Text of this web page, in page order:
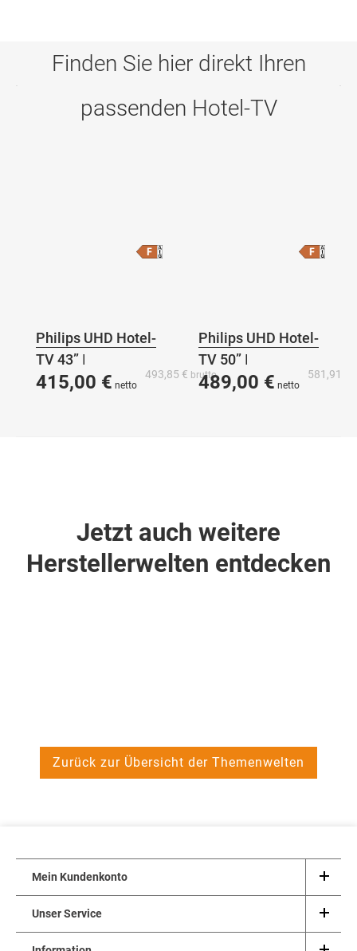
Finden Sie hier direkt Ihren
passenden Hotel-TV
Philips UHD Hotel-
TV 43” |
MediaSuite
493,85 €
415,00 €
Philips UHD Hotel-
TV 50” |
MediaSuite
581,91 €
489,00 €
Jetzt auch weitere
Herstellerwelten entdecken
Zurück zur Übersicht der Themenwelten
Mein Kundenkonto
Unser Service